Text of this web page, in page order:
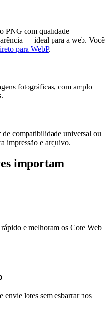
PNG com qualidade
— ideal para a web. Você
para WebP.
fotográficas, com amplo
compatibilidade universal ou
impressão e arquivo.
importam
e melhoram os Core Web
envie lotes sem esbarrar nos